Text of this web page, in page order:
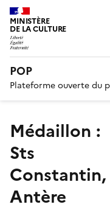
MINISTÈRE
DE LA CULTURE
POP
Plateforme ouverte du
médaillon :
Sts
Constantin,
Antère